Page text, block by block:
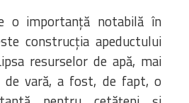
o importanță notabilă în
construcția apeductului
resurselor de apă, mai
de vară, a fost, de fapt, o